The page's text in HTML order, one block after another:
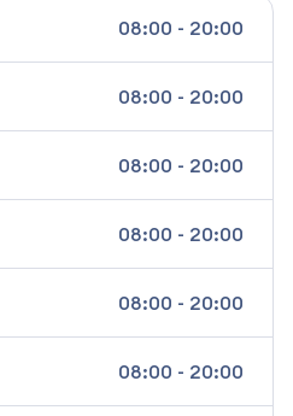
08:00 - 20:00
08:00 - 20:00
08:00 - 20:00
08:00 - 20:00
08:00 - 20:00
08:00 - 20:00